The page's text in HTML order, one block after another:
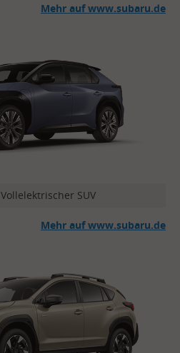
Mehr auf www.subaru.de
Vollelektrischer SUV
Mehr auf www.subaru.de